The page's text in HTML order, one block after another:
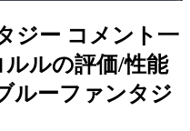
ジー コメント一
ルの評価/性能
ルーファンタジ